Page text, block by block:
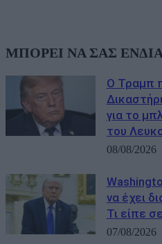
ΜΠΟΡΕΙ ΝΑ ΣΑΣ
Ο Τραμπ
για το
του
08/08/2026
να έχει
Τι είπε
07/08/2026